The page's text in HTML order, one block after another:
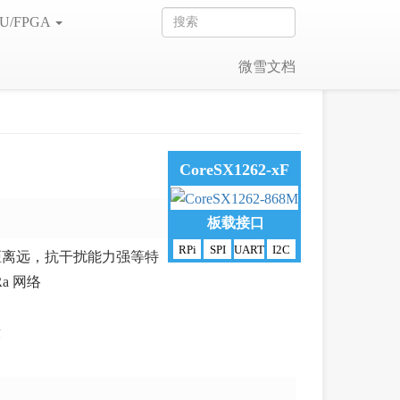
FPGA
微雪文档
CoreSX1262-xF
板载接口
RPi SPI UART I2C
远，抗干扰能力强等特
网络